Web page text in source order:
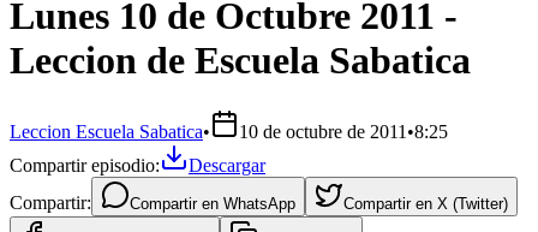
Lunes 10 de Octubre 2011 -
Leccion de Escuela Sabatica
Leccion Escuela Sabatica• 10 de octubre de 2011 •8:25
Compartir episodio:
Descargar
Compartir:
Compartir en WhatsApp Compartir en X (Twitter)